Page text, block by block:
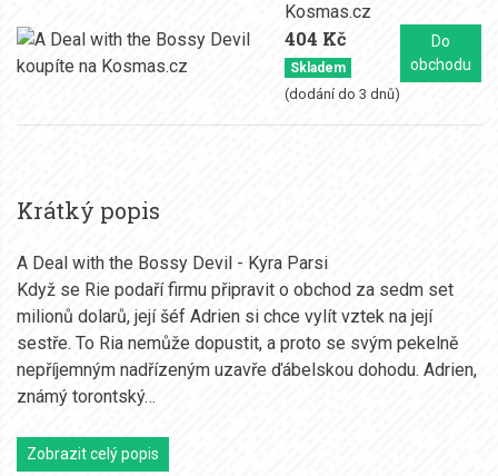
Kosmas.cz
404 Kč
Skladem
(dodání do 3 dnů)
Do
obchodu
Krátký popis
A Deal with the Bossy Devil - Kyra Parsi
Když se Rie podaří firmu připravit o obchod za sedm set
milionů dolarů, její šéf Adrien si chce vylít vztek na její
sestře. To Ria nemůže dopustit, a proto se svým pekelně
nepříjemným nadřízeným uzavře ďábelskou dohodu. Adrien,
známý torontský…
Zobrazit celý popis